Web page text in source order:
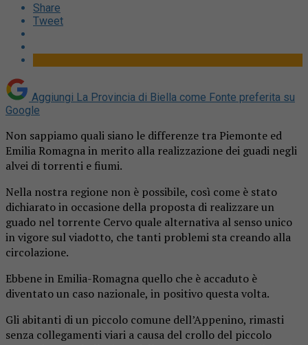
Share
Tweet
Aggiungi La Provincia di Biella come Fonte preferita su
Google
Non sappiamo quali siano le differenze tra Piemonte ed
Emilia Romagna in merito alla realizzazione dei guadi negli
alvei di torrenti e fiumi.
Nella nostra regione non è possibile, così come è stato
dichiarato in occasione della proposta di realizzare un
guado nel torrente Cervo quale alternativa al senso unico
in vigore sul viadotto, che tanti problemi sta creando alla
circolazione.
Ebbene in Emilia-Romagna quello che è accaduto è
diventato un caso nazionale, in positivo questa volta.
Gli abitanti di un piccolo comune dell’Appenino, rimasti
senza collegamenti viari a causa del crollo del piccolo